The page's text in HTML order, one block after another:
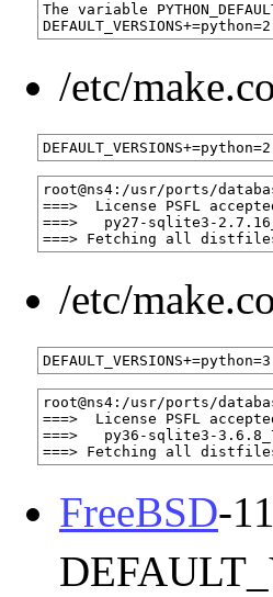
The variable
/etc/
root@ns4:/usr/ports/
===>  License PSFL
===>   py27-sqlite3-
/etc/
root@ns4:/usr/ports/
===>  License PSFL
===>   py36-sqlite3-
FreeBSD-